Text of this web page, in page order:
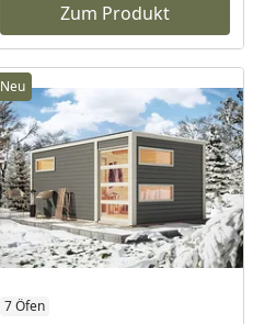
Zum Produkt
Neu
7 Öfen